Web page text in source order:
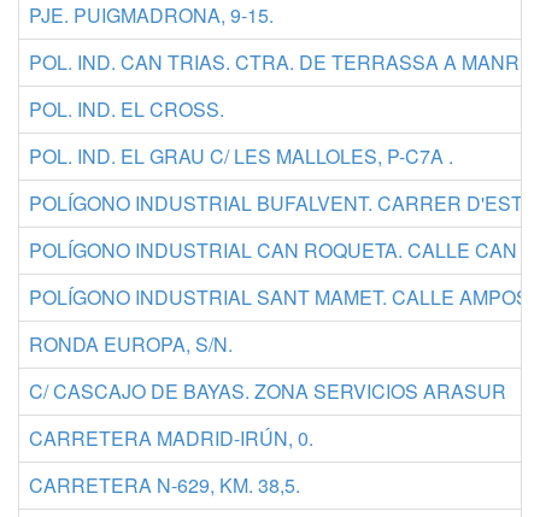
PJE. PUIGMADRONA, 9-15.
POL. IND. CAN TRIAS. CTRA. DE TERRASSA A
POL. IND. EL CROSS.
POL. IND. EL GRAU C/ LES MALLOLES, P-C7A .
POLÍGONO INDUSTRIAL BUFALVENT. CARRER
POLÍGONO INDUSTRIAL CAN ROQUETA. CALLE CAN
POLÍGONO INDUSTRIAL SANT MAMET. CALLE
RONDA EUROPA, S/N.
C/ CASCAJO DE BAYAS. ZONA SERVICIOS ARASUR
CARRETERA MADRID-IRÚN, 0.
CARRETERA N-629, KM. 38,5.